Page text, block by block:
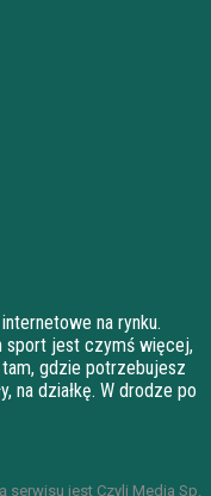
na rynku.
sport jest czymś więcej,
gdzie potrzebujesz
na działkę. W drodze po
serwisu jest Czyli Media Sp.